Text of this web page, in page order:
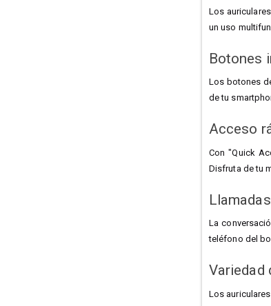
Los
un uso
Botones
Los botones
de tu
Acceso
Con "Quick
Disfruta de tu
La
teléfono del
Variedad
Los